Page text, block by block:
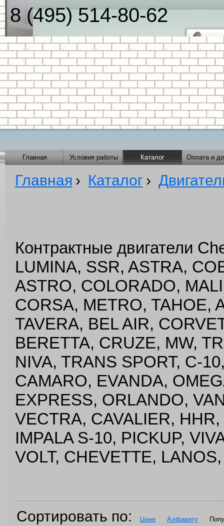
8 (495) 514-80-62
Главная Условия работы Каталог Оплата и
Главная › Каталог ›
Контрактные двигатели
LUMINA, SSR, ASTRA,
ASTRO, COLORADO,
CORSA, METRO, TAHOE,
TAVERA, BEL AIR,
BERETTA, CRUZE, MW,
NIVA, TRANS SPORT, C-
CAMARO, EVANDA,
EXPRESS, ORLANDO,
VECTRA, CAVALIER,
IMPALA S-10, PICKUP,
VOLT, CHEVETTE,
Сортировать по: Цене Алфавиту